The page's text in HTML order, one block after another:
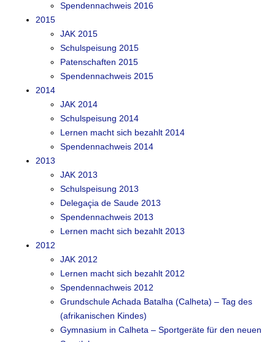
Spendennachweis 2016
2015
JAK 2015
Schulspeisung 2015
Patenschaften 2015
Spendennachweis 2015
2014
JAK 2014
Schulspeisung 2014
Lernen macht sich bezahlt 2014
Spendennachweis 2014
2013
JAK 2013
Schulspeisung 2013
Delegaçia de Saude 2013
Spendennachweis 2013
Lernen macht sich bezahlt 2013
2012
JAK 2012
Lernen macht sich bezahlt 2012
Spendennachweis 2012
Grundschule Achada Batalha (Calheta) – Tag des
(afrikanischen Kindes)
Gymnasium in Calheta – Sportgeräte für den neuen